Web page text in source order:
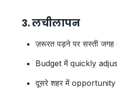
3. लचीलापन
ज़रूरत पड़ने पर सस्ती
Budget में quickly
दूसरे शहर में